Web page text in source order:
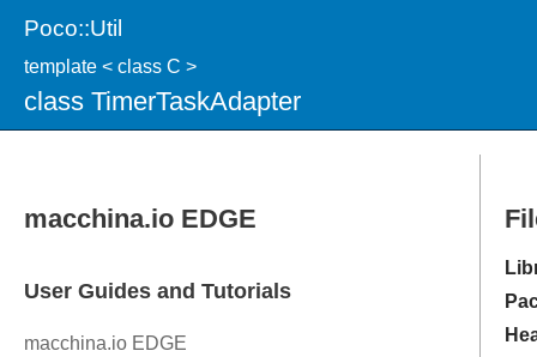
Poco::Util
template < class C >
class TimerTaskAdapter